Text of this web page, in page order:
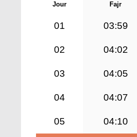
Jour Fajr
01 03:59
02 04:02
03 04:05
04 04:07
05 04:10